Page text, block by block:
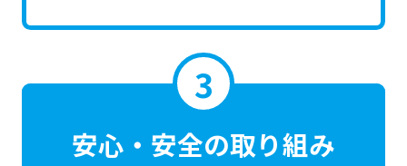
安心・安全の取り組み
be
translated
mechanically,
it